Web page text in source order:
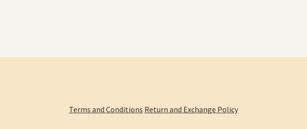
Terms and Conditions Return and Exchange Policy